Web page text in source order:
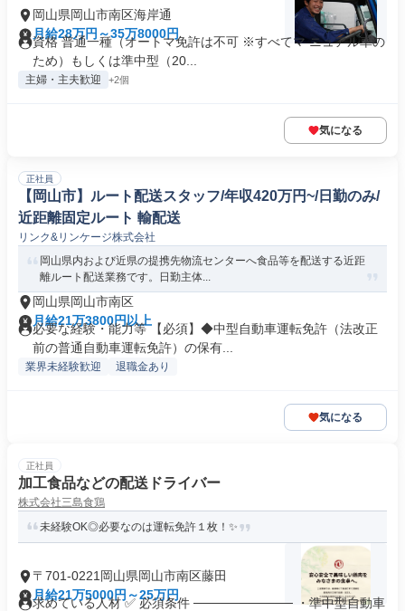
岡山県岡山市南区海岸通
月給28万円～35万8000円
資格 普通一種（オートマ免許は不可 ※すべてマ ニュアル車の
ため）もしくは準中型（20...
主婦・主夫歓迎 +2個
気になる
正社員
【岡山市】ルート配送スタッフ/年収420万円~/日勤のみ/
近距離固定ルート 輸配送
リンク&リンケージ株式会社
岡山県内および近県の提携先物流センターへ食品等を配送する近距
離ルート配送業務です。日勤主体...
岡山県岡山市南区
月給21万3800円以上
必要な経験・能力等 【必須】◆中型自動車運転免許（法改正
前の普通自動車運転免許）の保有...
業界未経験歓迎 退職金あり
気になる
正社員
加工食品などの配送ドライバー
株式会社三島食鶏
未経験OK◎必要なのは運転免許１枚！✨
〒701-0221岡山県岡山市南区藤田
月給21万5000円～25万円
求めている人材 ✅ 必須条件 ─────────── ・準中型自動車